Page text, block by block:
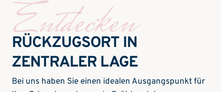
Entdecken
RÜCKZUGSORT IN
ZENTRALER LAGE
Bei uns haben Sie einen idealen Ausgangspunkt für